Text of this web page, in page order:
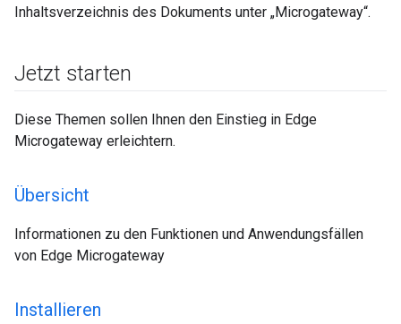
Inhaltsverzeichnis des Dokuments unter „Microgateway“.
Jetzt starten
Diese Themen sollen Ihnen den Einstieg in Edge
Microgateway erleichtern.
Übersicht
Informationen zu den Funktionen und Anwendungsfällen
von Edge Microgateway
Installieren